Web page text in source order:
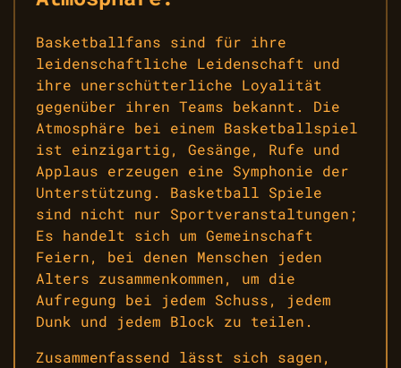
Basketballfans sind für ihre
leidenschaftliche Leidenschaft und
ihre unerschütterliche Loyalität
gegenüber ihren Teams bekannt. Die
Atmosphäre bei einem Basketballspiel
ist einzigartig, Gesänge, Rufe und
Applaus erzeugen eine Symphonie der
Unterstützung. Basketball Spiele
sind nicht nur Sportveranstaltungen;
Es handelt sich um Gemeinschaft
Feiern, bei denen Menschen jeden
Alters zusammenkommen, um die
Aufregung bei jedem Schuss, jedem
Dunk und jedem Block zu teilen.
Zusammenfassend lässt sich sagen,